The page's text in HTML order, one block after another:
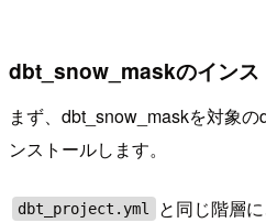
dbt_snow_maskのインス
まず、dbt_snow_maskを対象
ンストールします。
dbt_project.yml と同じ階層に